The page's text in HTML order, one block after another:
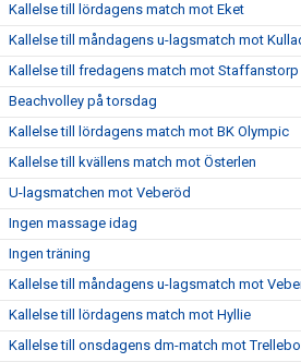
Kallelse till lördagens match mot Eket
Kallelse till måndagens u-lagsmatch mot
Kallelse till fredagens match mot Staffanstorp
Beachvolley på torsdag
Kallelse till lördagens match mot BK Olympic
Kallelse till kvällens match mot Österlen
U-lagsmatchen mot Veberöd
Ingen massage idag
Ingen träning
Kallelse till måndagens u-lagsmatch mot
Kallelse till lördagens match mot Hyllie
Kallelse till onsdagens dm-match mot